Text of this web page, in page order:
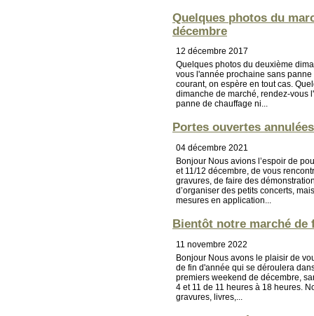
Quelques photos du
décembre
12 décembre 2017
Quelques photos du deuxième
vous l'année prochaine sans
courant, on espère en tout cas.
dimanche de marché, rendez-vous
panne de chauffage ni...
Portes ouvertes annulées
04 décembre 2021
Bonjour Nous avions l’espoir de
et 11/12 décembre, de vous
gravures, de faire des
d’organiser des petits concerts,
mesures en application...
Bientôt notre marché de
11 novembre 2022
Bonjour Nous avons le plaisir de
de fin d'année qui se déroulera
premiers weekend de décembre,
4 et 11 de 11 heures à 18 heures.
gravures, livres,...